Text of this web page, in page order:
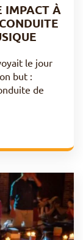
IMPACT À
le jour
but :
de